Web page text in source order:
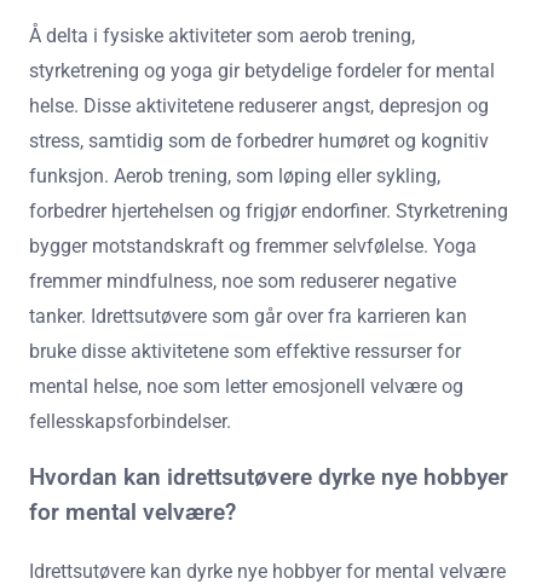
Å delta i fysiske aktiviteter som aerob trening,
styrketrening og yoga gir betydelige fordeler for mental
helse. Disse aktivitetene reduserer angst, depresjon og
stress, samtidig som de forbedrer humøret og kognitiv
funksjon. Aerob trening, som løping eller sykling,
forbedrer hjertehelsen og frigjør endorfiner. Styrketrening
bygger motstandskraft og fremmer selvfølelse. Yoga
fremmer mindfulness, noe som reduserer negative
tanker. Idrettsutøvere som går over fra karrieren kan
bruke disse aktivitetene som effektive ressurser for
mental helse, noe som letter emosjonell velvære og
fellesskapsforbindelser.
Hvordan kan idrettsutøvere dyrke nye hobbyer
for mental velvære?
Idrettsutøvere kan dyrke nye hobbyer for mental velvære